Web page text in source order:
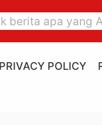
PRIVACY POLICY